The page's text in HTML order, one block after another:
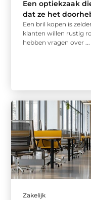
Een optiekzaak
dat ze het
Een bril kopen is
klanten willen rustig
hebben vragen over ...
Zakelijk